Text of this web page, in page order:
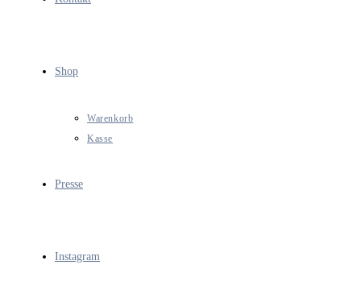
Shop
Warenkorb
Kasse
Presse
Instagram